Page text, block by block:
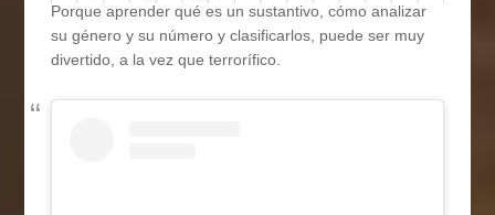
Porque aprender qué es un sustantivo, cómo analizar
su género y su número y clasificarlos, puede ser muy
divertido, a la vez que terrorífico.